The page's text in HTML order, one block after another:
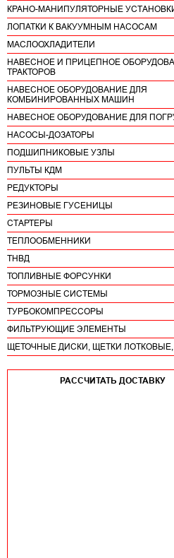
КРАНО-МАНИПУЛЯТОРНЫЕ
ЛОПАТКИ К ВАКУУМНЫМ НАСОСАМ
МАСЛООХЛАДИТЕЛИ
НАВЕСНОЕ И ПРИЦЕПНОЕ
ТРАКТОРОВ
НАВЕСНОЕ ОБОРУДОВАНИЕ ДЛЯ
КОМБИНИРОВАННЫХ МАШИН
НАВЕСНОЕ ОБОРУДОВАНИЕ ДЛЯ
НАСОСЫ-ДОЗАТОРЫ
ПОДШИПНИКОВЫЕ УЗЛЫ
ПУЛЬТЫ КДМ
РЕДУКТОРЫ
РЕЗИНОВЫЕ ГУСЕНИЦЫ
СТАРТЕРЫ
ТЕПЛООБМЕННИКИ
ТНВД
ТОПЛИВНЫЕ ФОРСУНКИ
ТОРМОЗНЫЕ СИСТЕМЫ
ТУРБОКОМПРЕССОРЫ
ФИЛЬТРУЮЩИЕ ЭЛЕМЕНТЫ
ЩЕТОЧНЫЕ ДИСКИ, ЩЕТКИ
РАССЧИТАТЬ ДОСТАВКУ